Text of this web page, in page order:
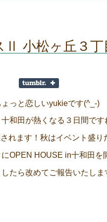
Ⅱ 小松ヶ丘３丁
っと恋しいyukieです(^_-)
和田が熱くなる３日間です
れます！秋はイベント盛り
OPEN HOUSE in十和田を
たら改めてご報告いたしま